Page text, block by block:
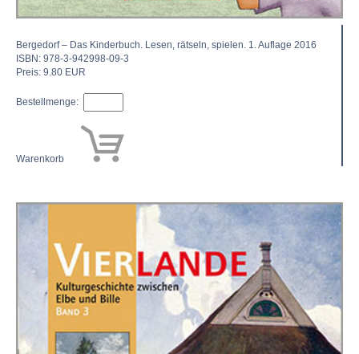
Bergedorf – Das Kinderbuch. Lesen, rätseln, spielen. 1. Auflage 2016
ISBN: 978-3-942998-09-3
Preis: 9.80 EUR
Bestellmenge:
Warenkorb